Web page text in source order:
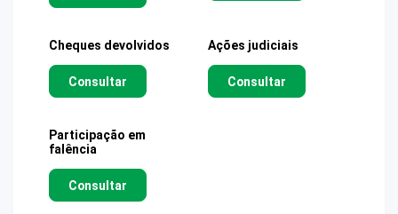
Cheques devolvidos
Consultar
Ações judiciais
Consultar
Participação em
falência
Consultar